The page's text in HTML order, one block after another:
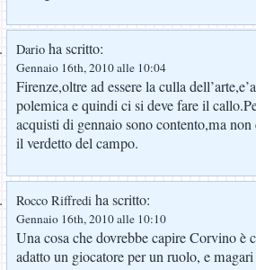
Dario ha scritto:
Gennaio 16th, 2010 alle 10:04
Firenze,oltre ad essere la culla
polemica e quindi ci si deve fare il
acquisti di gennaio sono contento,ma
il verdetto del campo.
Rocco Riffredi ha scritto:
Gennaio 16th, 2010 alle 10:10
Una cosa che dovrebbe capire Corvino è
adatto un giocatore per un ruolo, e